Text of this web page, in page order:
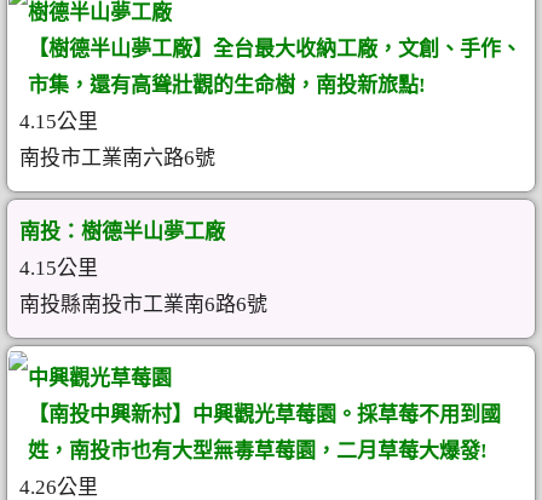
樹德半山夢工廠
【樹德半山夢工廠】全台最大收納工廠，文創、手作、
市集，還有高聳壯觀的生命樹，南投新旅點!
4.15公里
南投市工業南六路6號
南投：樹德半山夢工廠
4.15公里
南投縣南投市工業南6路6號
中興觀光草莓園
【南投中興新村】中興觀光草莓園。採草莓不用到國
姓，南投市也有大型無毒草莓園，二月草莓大爆發!
4.26公里